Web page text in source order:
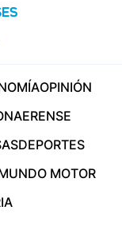
OPINIÓN
DEPORTES
MOTOR